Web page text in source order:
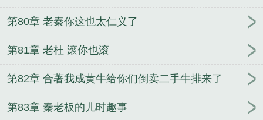
第80章 老秦你这也太仁义了
第81章 老杜 滚你也滚
第82章 合著我成黄牛给你们倒卖二手牛排来了
第83章 秦老板的儿时趣事